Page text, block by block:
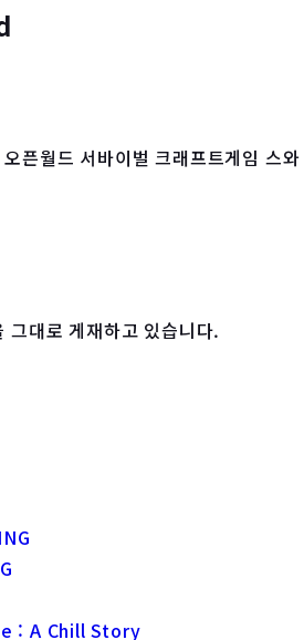
픈월드 서바이벌 크래프트게임 스와
대로 게재하고 있습니다.